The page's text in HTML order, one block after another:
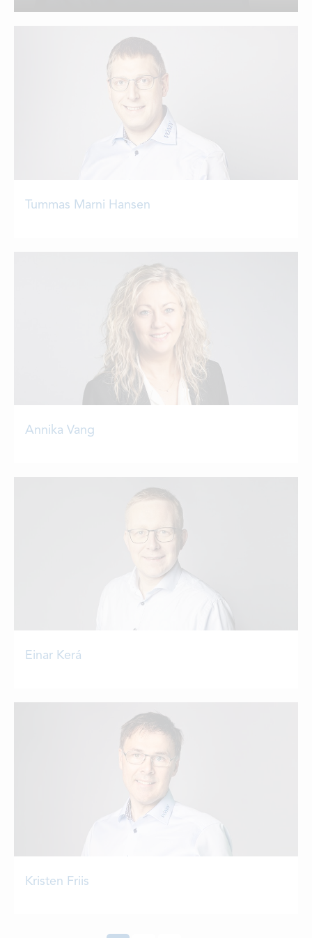
LEDIGE STILLINGER
ÅPNINGSTIDER
Tummas Marni Hansen
Annika Vang
Einar Kerá
Kristen Friis